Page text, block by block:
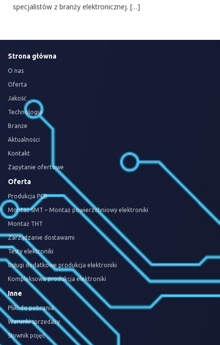
specjalistów z branży elektronicznej. […]
Strona główna
O nas
Oferta
Jakość
Technologia
Branże
Aktualności
Kontakt
Zapytanie ofertowe
Oferta
Produkcja PCB
Montaż SMT – Montaż powierzchniowy elektroniki
Montaż THT
Zarządzanie dostawami
Testy elektroniki
Usługi dodatkowe produkcja elektroniki
Kompleksowa produkcja elektroniki
Inne
Pliki do pobrania
Warunki sprzedaży
Słownik pojęć